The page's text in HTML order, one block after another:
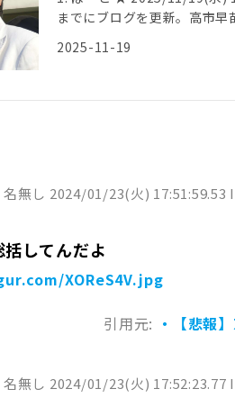
までにブログを更新。高市
2025-11-19
無し 2024/01/23(火)
してんだよ
XOReS4V.jpg
引用元: ・【悲報
無し 2024/01/23(火)